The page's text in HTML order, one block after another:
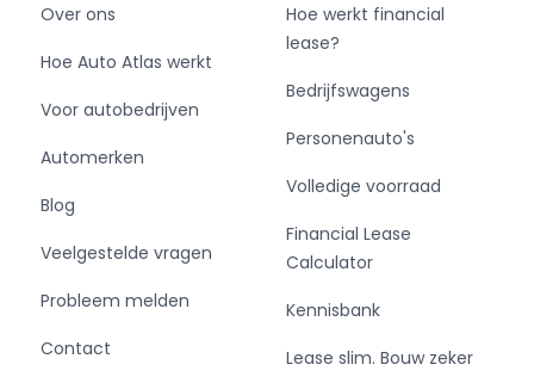
Over ons
Hoe Auto Atlas werkt
Voor autobedrijven
Automerken
Blog
Veelgestelde vragen
Probleem melden
Contact
Hoe werkt financial
lease?
Bedrijfswagens
Personenauto's
Volledige voorraad
Financial Lease
Calculator
Kennisbank
Lease slim. Bouw zeker